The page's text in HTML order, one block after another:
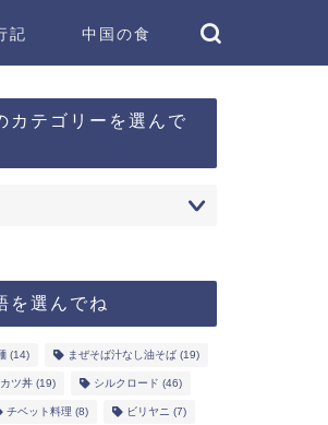
記 中国の食
カテゴリーを選んで
を選んでね
(14) まぜそば汁なし油そば(19)
カツ丼(19) シルクロード (46)
チベット料理 (8) ビリヤニ (7)